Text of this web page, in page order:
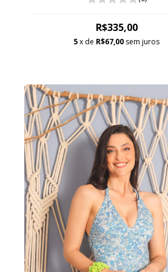
R$335,00
5x de R$67,00 sem juros